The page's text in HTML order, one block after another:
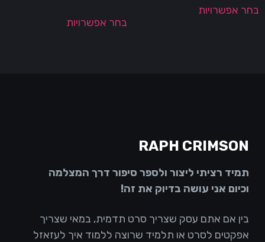
אפשרויות
בחר אפשרויות
RAPH CRIMSON
תמיד רציתי ליצור ולספר סיפור דרך המצלמה
וכיום אני עושה בדיוק את זה!
בין אם אתם עסק שצריך סרט תדמית, במאי שצריך
אפקטים לסרט או תלמיד שרוצה ללמוד איך לעזאזל